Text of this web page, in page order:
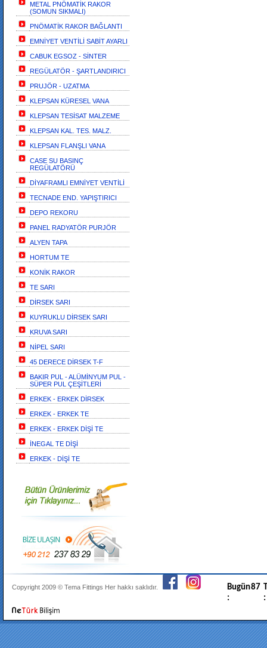
METAL PNÖMATİK RAKOR
(SOMUN SIKMALI)
PNÖMATİK RAKOR BAĞLANTI
EMNİYET VENTİLİ SABİT AYARLI
CABUK EGSOZ - SİNTER
REGÜLATÖR - ŞARTLANDIRICI
PRUJÖR - UZATMA
KLEPSAN KÜRESEL VANA
KLEPSAN TESİSAT MALZEME
KLEPSAN KAL. TES. MALZ.
KLEPSAN FLANŞLI VANA
CASE SU BASINÇ
REGÜLATÖRÜ
DİYAFRAMLI EMNİYET VENTİLİ
TECNADE END. YAPIŞTIRICI
DEPO REKORU
PANEL RADYATÖR PURJÖR
ALYEN TAPA
HORTUM TE
KONİK RAKOR
TE SARI
DİRSEK SARI
KUYRUKLU DİRSEK SARI
KRUVA SARI
NİPEL SARI
45 DERECE DİRSEK T-F
BAKIR PUL - ALÜMİNYUM PUL -
SÜPER PUL ÇEŞİTLERİ
ERKEK - ERKEK DİRSEK
ERKEK - ERKEK TE
ERKEK - ERKEK DİŞİ TE
İNEGAL TE DİŞİ
ERKEK - DİŞİ TE
Copyright 2009 © Tema Fittings Her hakkı saklıdır.
Bugün
:
87
: